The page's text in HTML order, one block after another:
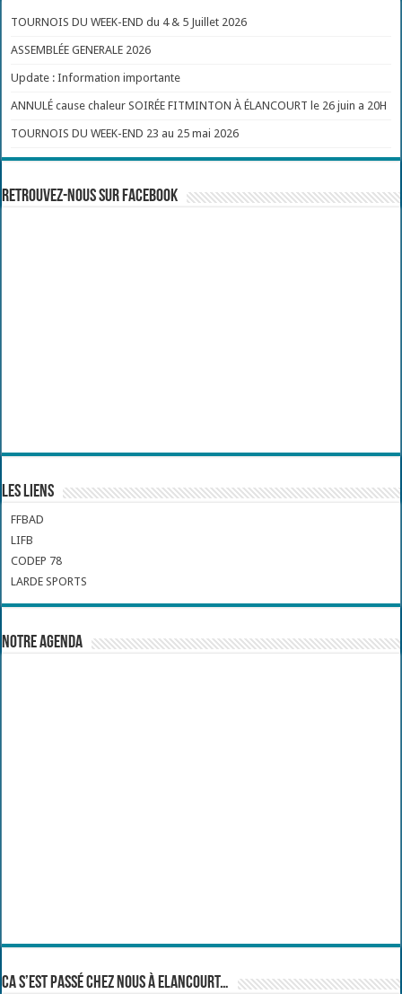
TOURNOIS DU WEEK-END du 4 & 5 Juillet 2026
ASSEMBLÉE GENERALE 2026
Update : Information importante
ANNULÉ cause chaleur SOIRÉE FITMINTON À ÉLANCOURT le 26 juin a 20H
TOURNOIS DU WEEK-END 23 au 25 mai 2026
Retrouvez-nous sur Facebook
Les liens
FFBAD
LIFB
CODEP 78
LARDE SPORTS
Notre Agenda
Ca s’est passé chez nous à Elancourt…